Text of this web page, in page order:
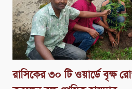
রাসিকের ৩০ টি ওয়ার্ডে বৃক্ষ